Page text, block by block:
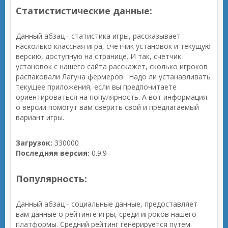
Статистистические данные:
Данный абзац - статистика игры, рассказывает
насколько классная игра, счетчик установок и текущую
версию, доступную на странице. И так, счетчик
установок с нашего сайта расскажет, сколько игроков
распаковали Лагуна фермеров . Надо ли устанавливать
текущее приложения, если вы предпочитаете
ориентироваться на популярность. А вот информация
о версии помогут вам сверить свой и предлагаемый
вариант игры.
Загрузок: 330000
Последняя версия: 0.9.9
Популярность:
Данный абзац - социальные данные, предоставляет
вам данные о рейтинге игры, среди игроков нашего
платформы. Средний рейтинг генерируется путем